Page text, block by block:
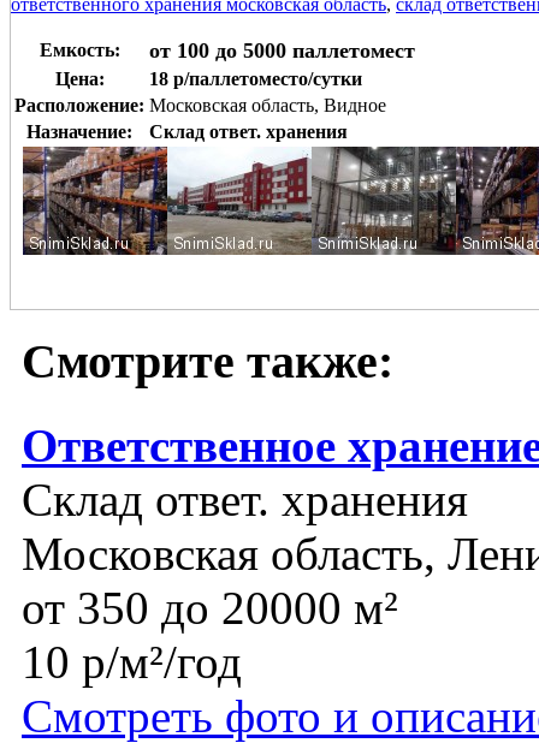
ответственного хранения московская область, склад
Емкость: от 100 до 5000 паллетомест
Цена:
18 р/паллетоместо/сутки
Расположение: Московская область, Видное
Назначение:
Склад ответ. хранения
Смотрите также:
Ответственное
Склад ответ. хранения
Московская область,
от 350 до 20000 м²
10 р/м²/год
Смотреть фото и